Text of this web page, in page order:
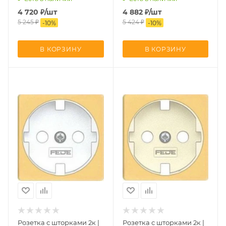
| FD16-BAST
4 720 ₽/шт
5 245₽ -10%
В КОРЗИНУ
FD16039-2x2 | FD16507x2 |
FD16-BAST
4 882₽/шт
5 424₽ -10%
В КОРЗИНУ
Розетка с шторками 2к | Розетка с шторками 2к |